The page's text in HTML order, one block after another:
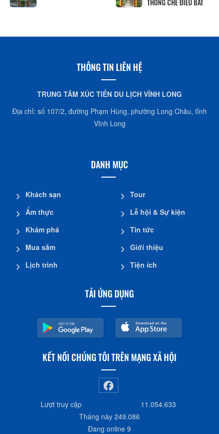
THÔNG TIN LIÊN HỆ
TRUNG TÂM XÚC TIẾN DU LỊCH VĨNH LONG
Địa chỉ: số 107/2, đường Phạm Hùng, phường Long Châu, tỉnh
Vĩnh Long
DANH MỤC
Khách sạn
Ẩm thực
Khám phá
Mua sắm
Lịch trình
Tour
Lễ hội & Sự kiện
Tin tức
Giới thiệu
Tiện ích
TẢI ỨNG DỤNG
KẾT NỐI CHÚNG TÔI TRÊN MẠNG XÃ HỘI
Lượt truy cập
11.054.633
Tháng này 249.086
Đang online 9